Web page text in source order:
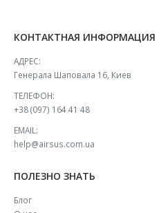
КОНТАКТНАЯ ИНФОРМАЦИЯ
АДРЕС:
Генерала Шаповала 16, Киев
ТЕЛЕФОН:
+38 (097) 164 41 48
EMAIL:
help@airsus.com.ua
ПОЛЕЗНО ЗНАТЬ
Блог